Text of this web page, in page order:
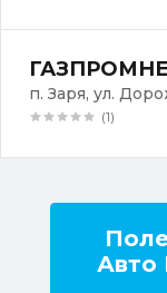
п. Заря, ул.
(1)
Авто